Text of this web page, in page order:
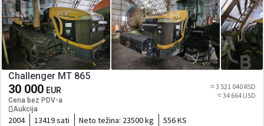
Challenger MT 865
30 000 EUR
Cena bez PDV-a
Aukcija
≈ 3 521 040 RSD
≈ 34 664 USD
2004 13419 sati Neto težina: 23500 kg
556 KS